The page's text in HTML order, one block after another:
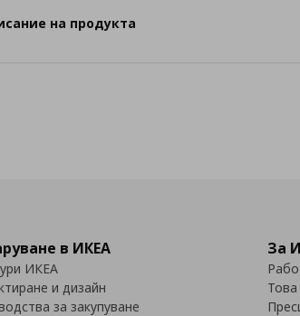
на продукта
в ИКЕА
ИКЕА
и дизайн
за закупуване
За